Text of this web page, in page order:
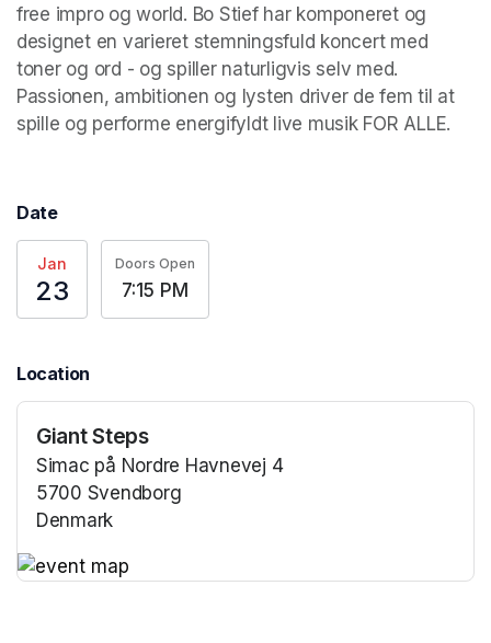
free impro og world. Bo Stief har komponeret og
designet en varieret stemningsfuld koncert med
toner og ord - og spiller naturligvis selv med.
Passionen, ambitionen og lysten driver de fem til at
spille og performe energifyldt live musik FOR ALLE.
Date
Jan
23
Doors Open
7:15 PM
Location
Giant Steps
Simac på Nordre Havnevej 4
5700 Svendborg
Denmark